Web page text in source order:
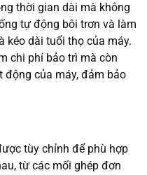
thời gian dài mà không
tự động bôi trơn và làm
kéo dài tuổi thọ của máy.
chi phí bảo trì mà còn
của máy, đảm bảo
tùy chỉnh để phù hợp
từ các mối ghép đơn